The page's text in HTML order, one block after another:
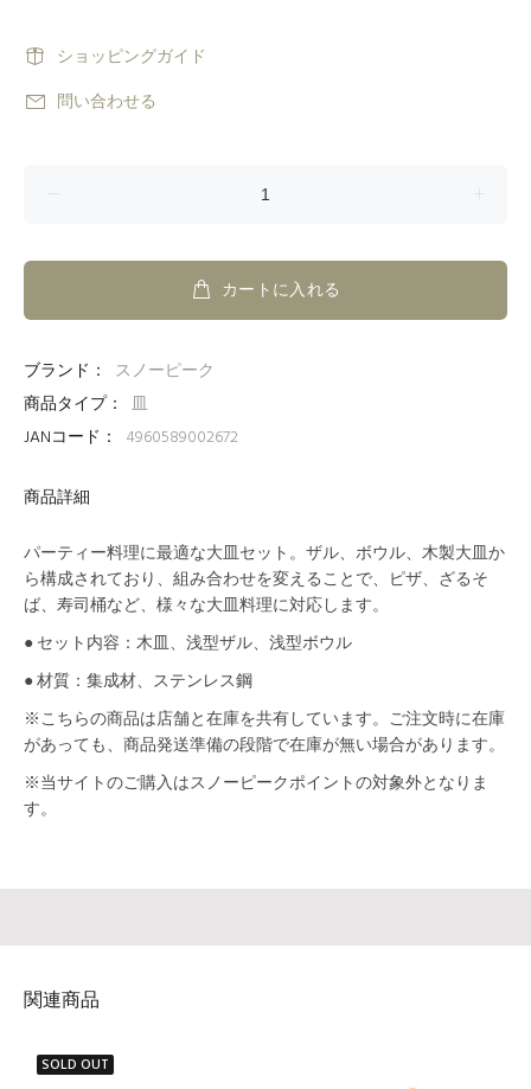
ショッピングガイド
問い合わせる
カートに入れる
ブランド：
スノーピーク
商品タイプ： 皿
JANコード：
4960589002672
商品詳細
パーティー料理に最適な大皿セット。ザル、ボウル、木製大皿か
ら構成されており、組み合わせを変えることで、ピザ、ざるそ
ば、寿司桶など、様々な大皿料理に対応します。
● セット内容：木皿、浅型ザル、浅型ボウル
● 材質：集成材、ステンレス鋼
※こちらの商品は店舗と在庫を共有しています。ご注文時に在庫
があっても、商品発送準備の段階で在庫が無い場合があります。
※当サイトのご購入はスノーピークポイントの対象外となりま
す。
関連商品
SOLD OUT